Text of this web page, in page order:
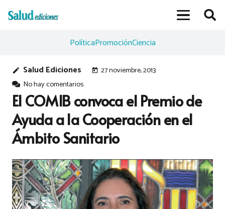
PolíticaPromociónCiencia
edit Salud Ediciones today 27 noviembre, 2013
No hay comentarios
El COMIB convoca el Premio de
Ayuda a la Cooperación en el
Ámbito Sanitario